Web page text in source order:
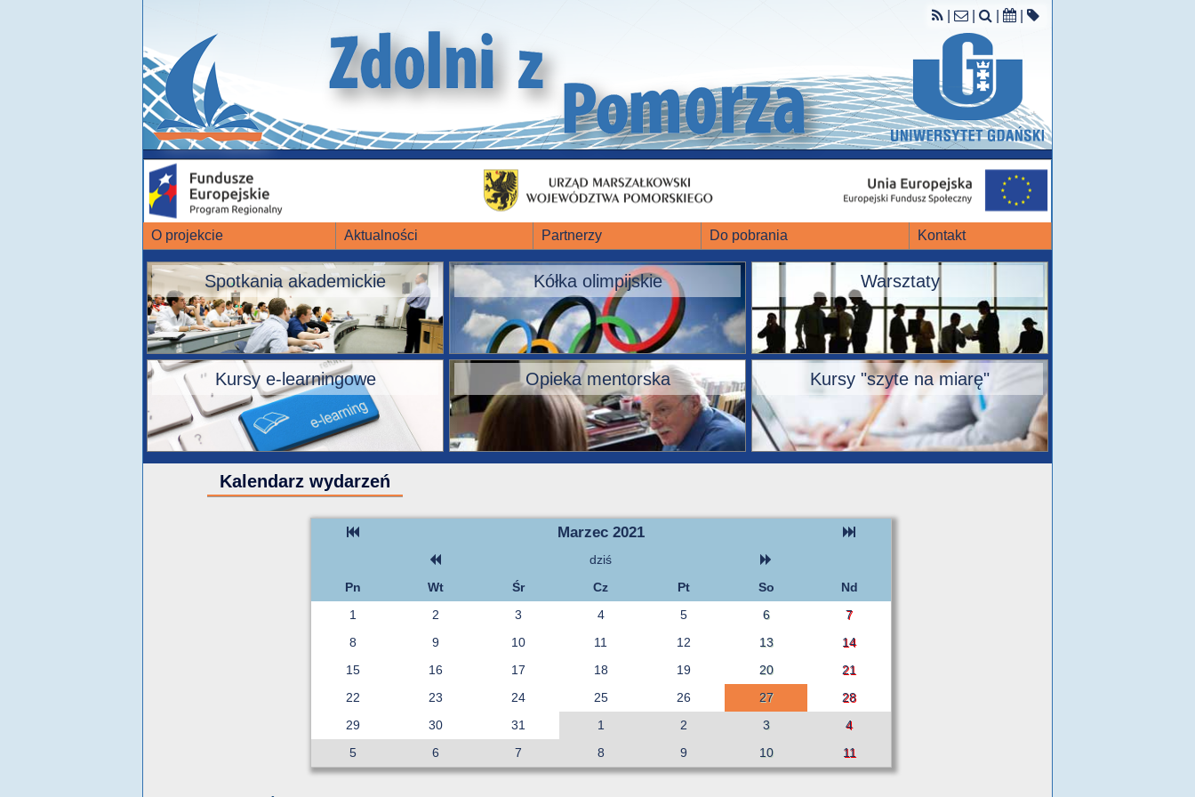
O projekcie Aktualności Partnerzy Do pobrania Kontakt
Spotkania akademickie Kółka olimpijskie Warsztaty
Kursy e-learningowe Opieka mentorska Kursy "szyte na miarę"
Kalendarz wydarzeń
Marzec 2021
dziś
Pn
Wt Śr Cz Pt So
Nd
1
2 3 4 5 6
7
8
9 10 11 12 13
14
15
16 17 18 19 20
21
22
23 24 25 26 27
28
29
30 31 1 2 3
4
5
6 7 8 9 10 11